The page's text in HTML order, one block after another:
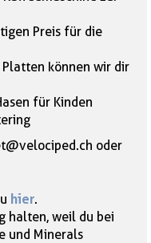
Preis für die
Platten können wir dir
für Kinden
oder
hier.
halten, weil du bei
und Minerals